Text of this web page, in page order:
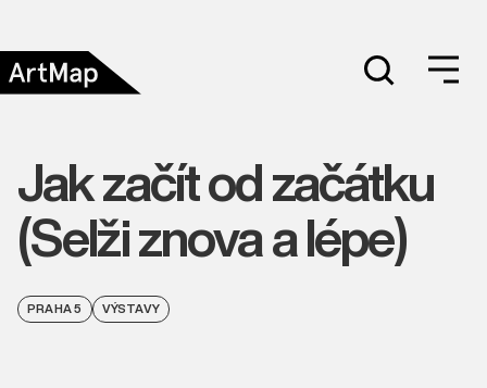
Jak začít od začátku
(Selži znova a lépe)
PRAHA 5 VÝSTAVY